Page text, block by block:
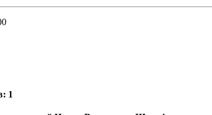
1